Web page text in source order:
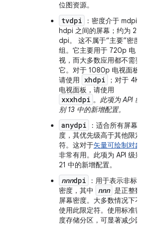
位图资源。
tvdpi
：密度介于 mdpi
hdpi 之间的屏幕；约为 213
dpi。 这不属于“主要”密度
组。它主要用于 720p 电
视，而大多数应用都不需要
它。对于 1080p 电视面板
请使用
xhdpi
；对于 4K
电视面板，请使用
xxxhdpi 。 此项为 API 级
别 13 中的新增配置。
anydpi
：适合所有屏幕密
度，其优先级高于其他限定
符。这对于矢量可绘制对象
非常有用。此项为 API 级别
21 中的新增配置。
nnndpi
：用于表示非标准
密度，其中
nnn 是正整数
屏幕密度。大多数情况下不
使用此限定符。使用标准密
度存储分区，可显著减少因